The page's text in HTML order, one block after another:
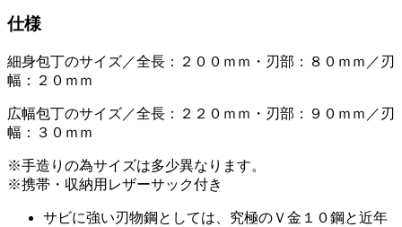
仕様
細身包丁のサイズ／全長：２００ｍｍ・刃部：８０ｍｍ／刃
幅：２０ｍｍ
広幅包丁のサイズ／全長：２２０ｍｍ・刃部：９０ｍｍ／刃
幅：３０ｍｍ
※手造りの為サイズは多少異なります。
※携帯・収納用レザーサック付き
サビに強い刃物鋼としては、究極のＶ金１０鋼と近年